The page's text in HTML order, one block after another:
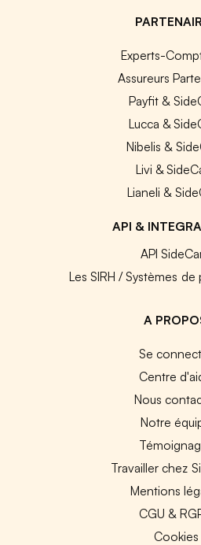
Experts-
Assureurs
Payfit &
Lucca &
Nibelis &
Livi &
Lianeli &
API &
API
Les SIRH / Systèmes
A
Se
Centre
Nous
Notre
Travailler chez
Mentions
CGU &
Cookies